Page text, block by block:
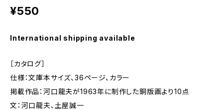
¥550
International shipping available
［カタログ］
仕様：文庫本サイズ、36ページ、カラー
掲載作品：河口龍夫が1963年に制作した銅版画より10点
文：河口龍夫、土屋誠一